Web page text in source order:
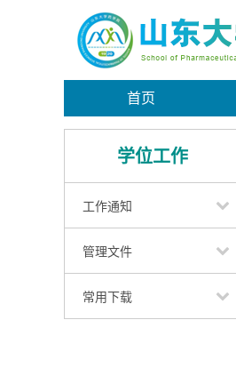
首页
学位工作
工作通知
管理文件
常用下载